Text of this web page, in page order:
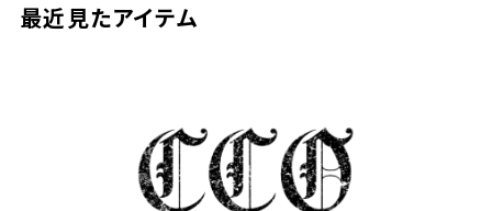
最近見たアイテム